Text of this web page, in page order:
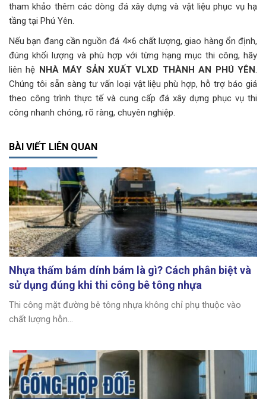
tham khảo thêm các dòng đá xây dựng và vật liệu phục vụ hạ
tầng tại Phú Yên.
Nếu bạn đang cần nguồn đá 4×6 chất lượng, giao hàng ổn định,
đúng khối lượng và phù hợp với từng hạng mục thi công, hãy
liên hệ NHÀ MÁY SẢN XUẤT VLXD THÀNH AN PHÚ YÊN.
Chúng tôi sẵn sàng tư vấn loại vật liệu phù hợp, hỗ trợ báo giá
theo công trình thực tế và cung cấp đá xây dựng phục vụ thi
công nhanh chóng, rõ ràng, chuyên nghiệp.
BÀI VIẾT LIÊN QUAN
Nhựa thấm bám dính bám là gì? Cách phân biệt và
sử dụng đúng khi thi công bê tông nhựa
Thi công mặt đường bê tông nhựa không chỉ phụ thuộc vào
chất lượng hỗn...